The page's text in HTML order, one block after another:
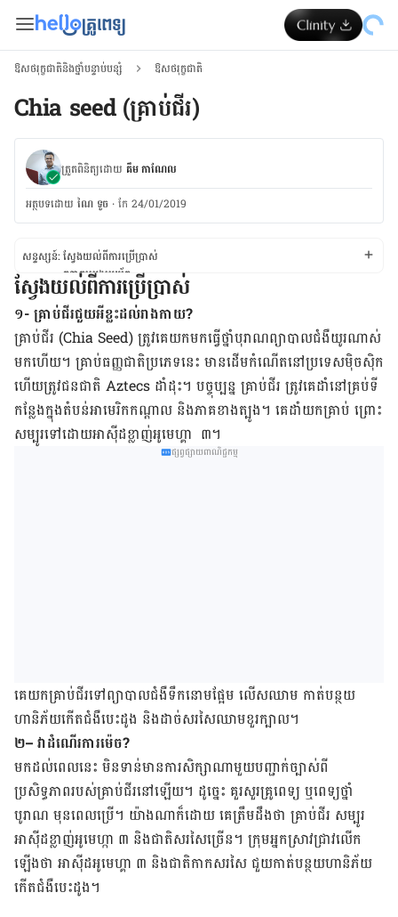
ឱសថរុក្ខជាតិនិងថ្នាំបន្ទាប់បន្សំ ឱសថរុក្ខជាតិ
Chia seed (​គ្រាប់​ជីរ)
ត្រួតពិនិត្យដោយ គឹម កាណែល
អត្ថបទ​ដោយ ណៃ ទូច ·កែ 24/01/2019
សន្ទស្សន៍:ស្វែងយល់ពីការប្រើប្រាស់
កត្តាគួរប្រុងប្រយ័ត្ន
ស្វែងយល់ពីផលរំខាន
ស្វែងយល់ពីអន្តរកម្មថ្នាំ
ស្វែងយល់ពីកម្រិតថ្នាំ
ស្វែងយល់ពីការប្រើប្រាស់
១- គ្រាប់ជីរជួយអីខ្លះដល់រាងកាយ?
គ្រាប់​ជីរ (Chia Seed) ត្រូវ​គេ​យក​មក​ធ្វើ​ថ្នាំ​បុរាណ​ព្យាបាល​ជំងឺ​យូរ​ណាស់​
មក​ហើយ។ គ្រាប់​ធញ្ញ​ជាតិ​ប្រភេទ​នេះ ​មាន​ដើម​កំណើត​នៅ​ប្រទេស​ម៉ិចស៊ិក
ហើយ​ត្រូវ​ជន​ជាតិ Aztecs ដាំ​ដុះ។ បច្ចុប្បន្ន គ្រាប់​ជីរ ត្រូវ​គេ​ដាំ​នៅ​គ្រប់​ទី
កន្លែង​ក្នុង​តំបន់​អាមេរិក​កណ្តាល និង​ភាគ​ខាង​ត្បូង។ គេ​ដាំ​យក​គ្រាប់ ព្រោះ​
សម្បូរ​ទៅ​ដោយ​អាស៊ីដ​ខ្លាញ់​អូមេហ្គា ៣។
ផ្សព្វផ្សាយពាណិជ្ជកម្ម
គេ​យក​គ្រាប់​ជីរ​ទៅ​ព្យាបាល​ជំងឺ​ទឹក​នោម​ផ្អែម លើស​ឈាម កាត់​បន្ថយ​
ហានិភ័យ​កើត​ជំងឺ​បេះដូង និង​ដាច់​សរសៃ​ឈាម​ខួរ​ក្បាល។
២– វាដំណើរការម៉េច?
មក​ដល់​ពេល​នេះ មិន​ទាន់​មាន​ការ​សិក្សា​ណា​មួយ​បញ្ជាក់​ច្បាស់​ពី​
ប្រសិទ្ធភាព​របស់​គ្រាប់​ជីរនៅ​ឡើយ។ ដូច្នេះ គួរ​សួរ​គ្រូពេទ្យ ឬ​ពេទ្យ​ថ្នាំ​
បូរាណ មុន​ពេល​ប្រើ។ យ៉ាង​ណា​ក៏​ដោយ គេ​ត្រឹម​ដឹង​ថា គ្រាប់​ជីរ​ សម្បូរ​
អាស៊ីដ​ខ្លាញ់​អូមេហ្កា ៣ និង​ជាតិ​សរសៃ​ច្រើន។ ក្រុម​អ្នក​ស្រាវ​ជ្រាវ​លើក​
ឡើង​ថា អាស៊ីដ​អូមេហ្គា ៣ និង​ជាតិ​កាក​សរសៃ ជួយ​កាត់​បន្ថយ​ហានិភ័យ​
កើត​ជំងឺ​បេះ​ដូង។